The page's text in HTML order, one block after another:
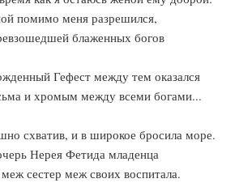
помимо меня разрешился,
блаженных богов
Гефест между тем оказался
и хромым между всеми богами...
схватив, и в широкое бросила море.
Нерея Фетида младенца
сестер меж своих воспитала.